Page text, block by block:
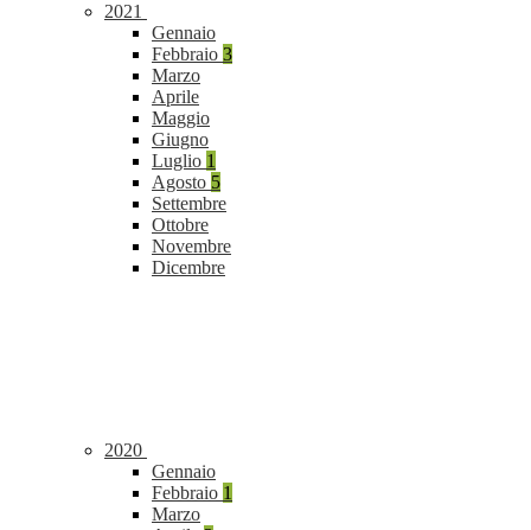
2021
Gennaio
Febbraio 3
Marzo
Aprile
Maggio
Giugno
Luglio 1
Agosto 5
Settembre
Ottobre
Novembre
Dicembre
2020
Gennaio
Febbraio 1
Marzo